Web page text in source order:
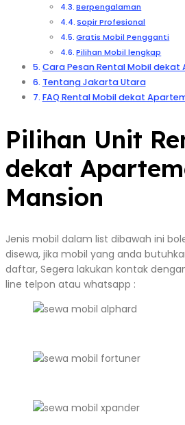
Berpengalaman
Sopir Profesional
Gratis Mobil Pengganti
Pilihan Mobil lengkap
Cara Pesan Rental Mobil
Tentang Jakarta Utara
FAQ Rental Mobil dekat
Pilihan Unit
dekat
Mansion
Jenis mobil dalam list dibawah ini
disewa, jika mobil yang anda
daftar, Segera lakukan kontak
line telpon atau whatsapp :